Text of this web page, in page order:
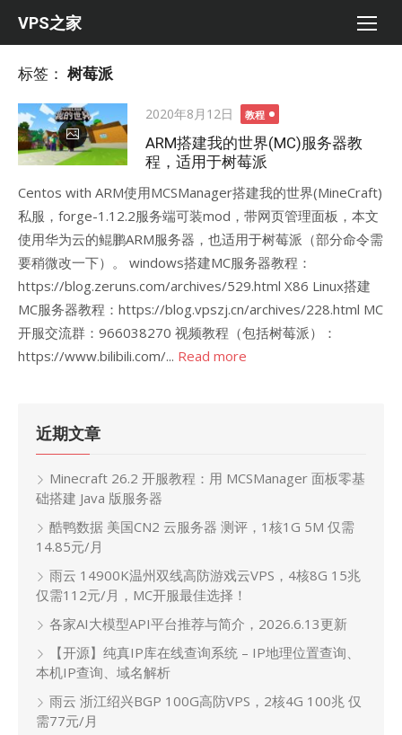
VPS之家
标签： 树莓派
Posted
on
2020年8月12日 教程
ARM搭建我的世界(MC)服务器教
程，适用于树莓派
Centos with ARM使用MCSManager搭建我的世界(MineCraft)
私服，forge-1.12.2服务端可装mod，带网页管理面板，本文
使用华为云的鲲鹏ARM服务器，也适用于树莓派（部分命令需
要稍微改一下）。 windows搭建MC服务器教程：
https://blog.zeruns.com/archives/529.html X86 Linux搭建
MC服务器教程：https://blog.vpszj.cn/archives/228.html MC
开服交流群：966038270 视频教程（包括树莓派）：
https://www.bilibili.com/... Read more
近期文章
Minecraft 26.2 开服教程：用 MCSManager 面板零基
础搭建 Java 版服务器
酷鸭数据 美国CN2 云服务器 测评，1核1G 5M 仅需
14.85元/月
雨云 14900K温州双线高防游戏云VPS，4核8G 15兆
仅需112元/月，MC开服最佳选择！
各家AI大模型API平台推荐与简介，2026.6.13更新
【开源】纯真IP库在线查询系统 – IP地理位置查询、
本机IP查询、域名解析
雨云 浙江绍兴BGP 100G高防VPS，2核4G 100兆 仅
需77元/月